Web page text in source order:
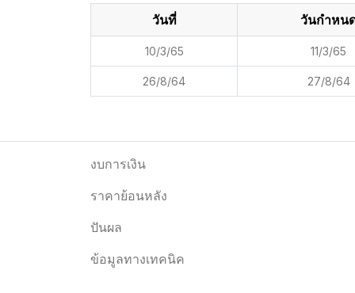
วันที่ วันกำหน
10/3/65 11/3/65
26/8/64 27/8/64
งบการเงิน
ราคาย้อนหลัง
ปันผล
ข้อมูลทางเทคนิค